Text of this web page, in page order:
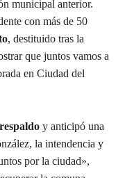
municipal anterior.
con más de 50
, destituido tras la
que juntos vamos a
en Ciudad del
y anticipó una
la intendencia y
por la ciudad»,